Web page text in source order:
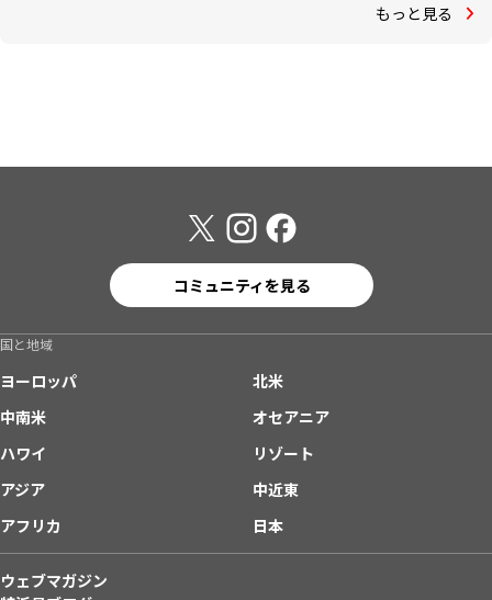
もっと見る
コミュニティを見る
国と地域
ヨーロッパ
北米
中南米
オセアニア
ハワイ
リゾート
アジア
中近東
アフリカ
日本
ウェブマガジン